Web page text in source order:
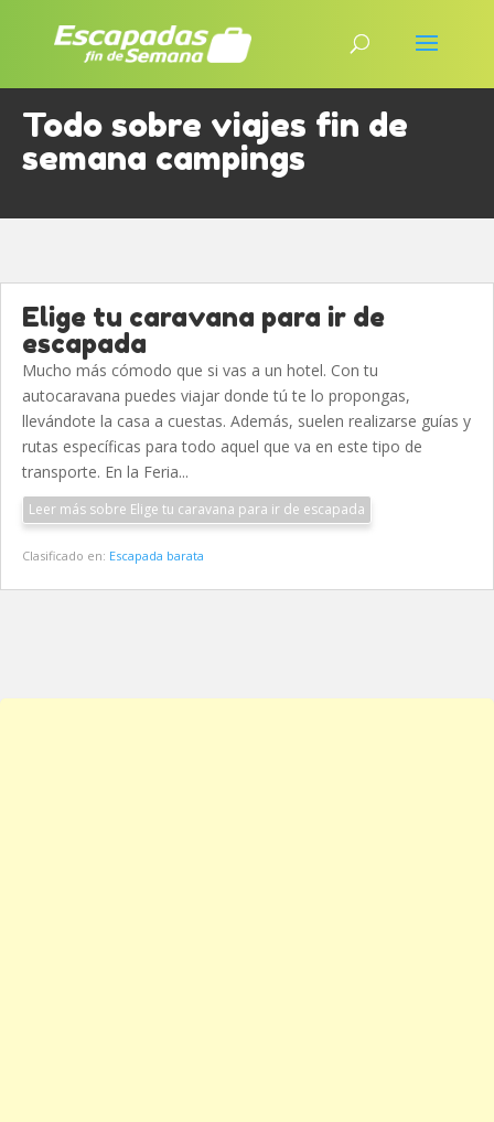
Todo sobre viajes fin de
semana campings
Elige tu caravana para ir de
escapada
Mucho más cómodo que si vas a un hotel. Con tu
autocaravana puedes viajar donde tú te lo propongas,
llevándote la casa a cuestas. Además, suelen realizarse guías y
rutas específicas para todo aquel que va en este tipo de
transporte. En la Feria...
Leer más sobre Elige tu caravana para ir de escapada
Clasificado en: Escapada barata